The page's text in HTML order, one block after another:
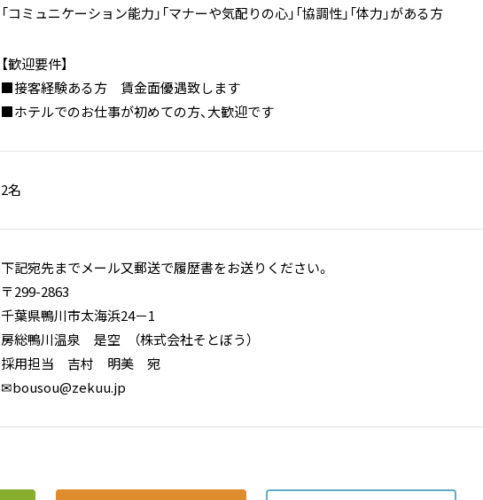
「コミュニケーション能力」「マナーや気配りの心」「協調性」「体力」がある方
【歓迎要件】
■接客経験ある方 賃金面優遇致します
■ホテルでのお仕事が初めての方、大歓迎です
2名
下記宛先までメール又郵送で履歴書をお送りください。
〒299-2863
千葉県鴨川市太海浜24－1
房総鴨川温泉 是空 （株式会社そとぼう）
採用担当 吉村 明美 宛
✉bousou@zekuu.jp